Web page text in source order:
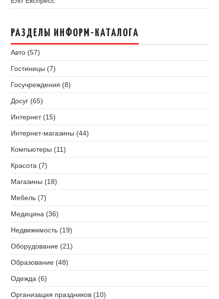
РАЗДЕЛЫ ИНФОРМ-КАТАЛОГА
Авто (57)
Гостиницы (7)
Госучреждения (8)
Досуг (65)
Интернет (15)
Интернет-магазины (44)
Компьютеры (11)
Красота (7)
Магазины (18)
Мебель (7)
Медицина (36)
Недвижимость (19)
Оборудование (21)
Образование (48)
Одежда (6)
Организация праздников (10)